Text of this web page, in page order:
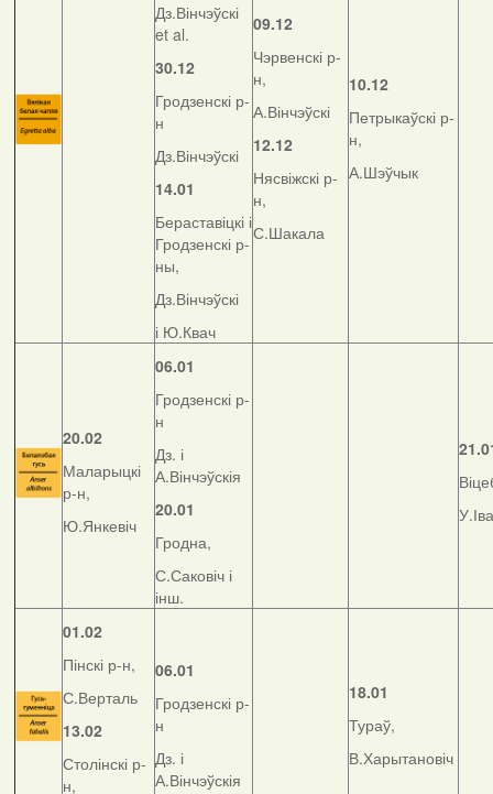
Дз.Вінчэўскі
et al.
30.12
Гродзенскі р-
н
Дз.Вінчэўскі
14.01
Бераставіцкі і
Гродзенскі р-
ны,
Дз.Вінчэўскі
і Ю.Квач
09.12
Чэрвенскі р-
н,
А.Вінчэўскі
12.12
Нясвіжскі р-
н,
С.Шакала
10.12
Петрыкаўскі р-
н,
А.Шэўчык
20.02
Маларыцкі
р-н,
Ю.Янкевіч
06.01
Гродзенскі р-
н
Дз. і
А.Вінчэўскія
20.01
Гродна,
С.Саковіч і
інш.
01.02
Пінскі р-н,
С.Верталь
13.02
Столінскі р-
н,
06.01
Гродзенскі р-
н
Дз. і
А.Вінчэўскія
18.01
Тураў,
В.Харытановіч